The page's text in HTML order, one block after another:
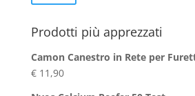
Prodotti più apprezzati
Camon Canestro in Rete per
€11,90